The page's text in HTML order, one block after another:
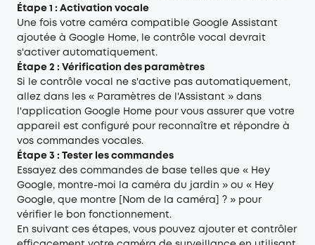
Étape 1 : Activation vocale
Une fois votre caméra compatible Google Assistant
ajoutée à Google Home, le contrôle vocal devrait
s'activer automatiquement.
Étape 2 : Vérification des paramètres
Si le contrôle vocal ne s'active pas automatiquement,
allez dans les « Paramètres de l'Assistant » dans
l'application Google Home pour vous assurer que votre
appareil est configuré pour reconnaître et répondre à
vos commandes vocales.
Étape 3 : Tester les commandes
Essayez des commandes de base telles que « Hey
Google, montre-moi la caméra du jardin » ou « Hey
Google, que montre [Nom de la caméra] ? » pour
vérifier le bon fonctionnement.
En suivant ces étapes, vous pouvez ajouter et contrôler